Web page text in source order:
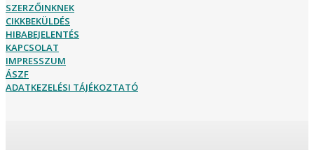
SZERZŐINKNEK
CIKKBEKÜLDÉS
HIBABEJELENTÉS
KAPCSOLAT
IMPRESSZUM
ÁSZF
ADATKEZELÉSI TÁJÉKOZTATÓ